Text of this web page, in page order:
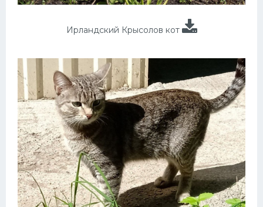
Ирландский Крысолов кот